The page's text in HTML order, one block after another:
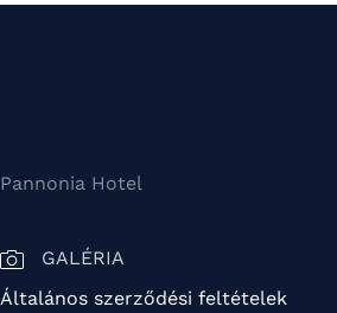
Pannonia Hotel
GALÉRIA
Általános szerződési feltételek